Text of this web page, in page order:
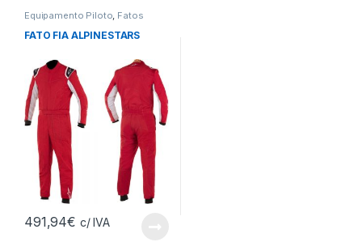
Equipamento Piloto Fatos
FATO FIA ALPINESTARS
491,94€ c/ IVA